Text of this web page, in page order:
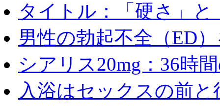
タイトル：「硬さ」と
男性の勃起不全（ED
シアリス20mg：36時
入浴はセックスの前と